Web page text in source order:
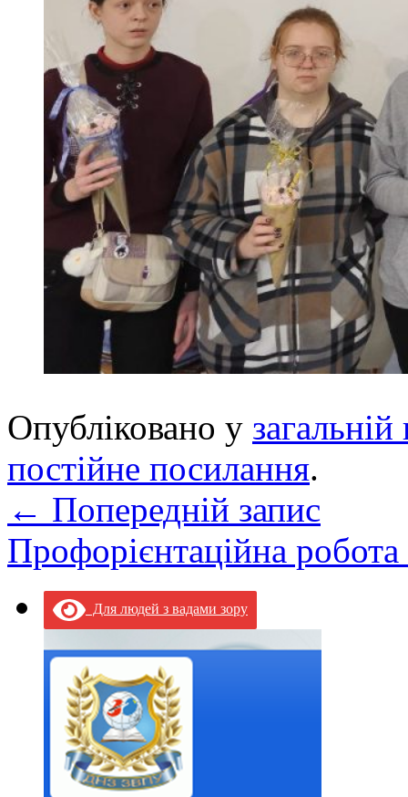
Опубліковано у загальній
постійне посилання.
← Попередній запис
Профорієнтаційна
Для людей з вадами зору